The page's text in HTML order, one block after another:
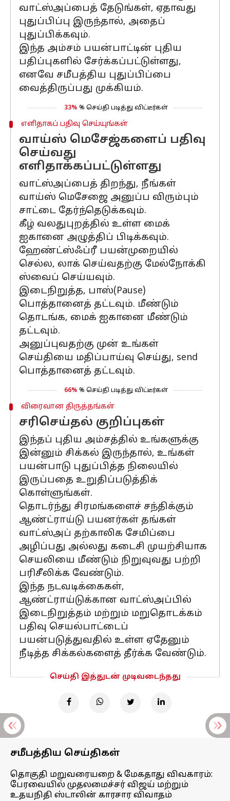
வாட்ஸ்அப்பைத் தேடுங்கள், ஏதாவது
புதுப்பிப்பு இருந்தால், அதைப்
புதுப்பிக்கவும்.
இந்த அம்சம் பயன்பாட்டின் புதிய
பதிப்புகளில் சேர்க்கப்பட்டுள்ளது,
எனவே சமீபத்திய புதுப்பிப்பை
வைத்திருப்பது முக்கியம்.
33% % செய்தி படித்து விட்டீர்கள்
எளிதாகப் பதிவு செய்யுங்கள்
வாய்ஸ் மெசேஜ்களைப் பதிவு
செய்வது
எளிதாக்கப்பட்டுள்ளது
வாட்ஸ்அப்பைத் திறந்து, நீங்கள்
வாய்ஸ் மெசேஜை அனுப்ப விரும்பும்
சாட்டை தேர்ந்தெடுக்கவும்.
கீழ் வலதுபுறத்தில் உள்ள மைக்
ஐகானை அழுத்திப் பிடிக்கவும்.
ஹேண்ட்ஸ்ஃப்ரீ பயன்முறையில்
செல்ல, லாக் செய்வதற்கு மேல்நோக்கி
ஸ்வைப் செய்யவும்.
இடைநிறுத்த, பாஸ்(Pause)
பொத்தானைத் தட்டவும். மீண்டும்
தொடங்க, மைக் ஐகானை மீண்டும்
தட்டவும்.
அனுப்புவதற்கு முன் உங்கள்
செய்தியை மதிப்பாய்வு செய்து, send
பொத்தானைத் தட்டவும்.
66% % செய்தி படித்து விட்டீர்கள்
விரைவான திருத்தங்கள்
சரிசெய்தல் குறிப்புகள்
இந்தப் புதிய அம்சத்தில் உங்களுக்கு
இன்னும் சிக்கல் இருந்தால், உங்கள்
பயன்பாடு புதுப்பித்த நிலையில்
இருப்பதை உறுதிப்படுத்திக்
கொள்ளுங்கள்.
தொடர்ந்து சிரமங்களைச் சந்திக்கும்
ஆண்ட்ராய்டு பயனர்கள் தங்கள்
வாட்ஸ்அப் தற்காலிக சேமிப்பை
அழிப்பது அல்லது கடைசி முயற்சியாக
செயலியை மீண்டும் நிறுவுவது பற்றி
பரிசீலிக்க வேண்டும்.
இந்த நடவடிக்கைகள்,
ஆண்ட்ராய்டுக்கான வாட்ஸ்அப்பில்
இடைநிறுத்தம் மற்றும் மறுதொடக்கம்
பதிவு செயல்பாட்டைப்
பயன்படுத்துவதில் உள்ள ஏதேனும்
நீடித்த சிக்கல்களைத் தீர்க்க வேண்டும்.
செய்தி இத்துடன் முடிவடைந்தது
சமீபத்திய செய்திகள்
தொகுதி மறுவரையறை & மேகதாது விவகாரம்:
பேரவையில் முதலமைச்சர் விஜய் மற்றும்
உதயநிதி ஸ்டாலின் காரசார விவாதம்